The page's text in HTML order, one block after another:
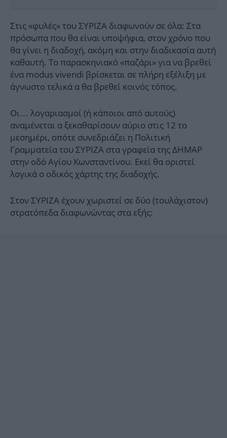
Στις «φυλές» του ΣΥΡΙΖΑ διαφωνούν σε όλα: Στα
πρόσωπα που θα είναι υποψήφια, στον χρόνο που
θα γίνει η διαδοχή, ακόμη και στην διαδικασία αυτή
καθαυτή. Το παρασκηνιακό «παζάρι» για να βρεθεί
ένα modus vivendi βρίσκεται σε πλήρη εξέλιξη με
άγνωστο τελικά α θα βρεθεί κοινός τόπος.
Οι… λογαριασμοί (ή κάποιοι από αυτούς)
αναμένεται α ξεκαθαρίσουν αύριο στις 12 το
μεσημέρι, οπότε συνεδριάζει η Πολιτική
Γραμματεία του ΣΥΡΙΖΑ στα γραφεία της ΔΗΜΑΡ
στην οδό Αγίου Κωνσταντίνου. Εκεί θα οριστεί
λογικά ο οδικός χάρτης της διαδοχής.
Στον ΣΥΡΙΖΑ έχουν χωριστεί σε δύο (τουλάχιστον)
στρατόπεδα διαφωνώντας στα εξής: